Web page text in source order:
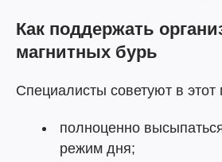
Как поддержать
магнитных бурь
Специалисты советуют в этот
полноценно
режим дня;